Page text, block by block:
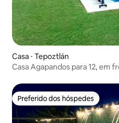
Casa ⋅ Tepoztlán
Casa Agapandos para 12, em
Preferido dos hóspedes
Preferido dos hóspedes